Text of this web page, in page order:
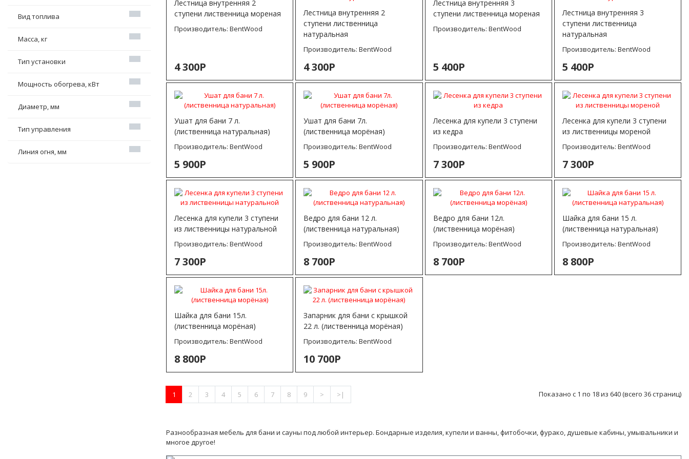
АКСЕССУАРЫ
ЧУГУННОЕ ЛИТЬЕ
ШНУР ТЕРМОСТОЙКИЙ
Вид топлива
Масса, кг
Тип установки
Мощность обогрева, кВт
Диаметр, мм
Тип управления
Линия огня, мм
Лестница внутренняя 2
ступени лиственница мореная
Производитель:BentWood
4 300Р
Лестница внутренняя 2
ступени лиственница
натуральная
Производитель:BentWood
4 300Р
Лестница внутренняя 3
ступени лиственница мореная
Производитель: BentWood
5 400Р
Лестница внутренняя 3
ступени лиственница
натуральная
Производитель: BentWood
5 400Р
Ушат для бани 7 л.
(лиственница натуральная)
Производитель:BentWood
5 900Р
Ушат для бани 7л.
(лиственница морёная)
Производитель:BentWood
5 900Р
Лесенка для купели 3 ступени
из кедра
Производитель: BentWood
7 300Р
Лесенка для купели 3 ступени
из лиственницы мореной
Производитель: BentWood
7 300Р
Лесенка для купели 3 ступени
из лиственницы натуральной
Производитель:BentWood
7 300Р
Ведро для бани 12 л.
(лиственница натуральная)
Производитель:BentWood
8 700Р
Ведро для бани 12л.
(лиственница морёная)
Производитель: BentWood
8 700Р
Шайка для бани 15 л.
(лиственница натуральная)
Производитель: BentWood
8 800Р
Шайка для бани 15л.
(лиственница морёная)
Производитель:BentWood
8 800Р
Запарник для бани с крышкой
22 л. (лиственница морёная)
Производитель:BentWood
10 700Р
1 2 3 4 5 6 7 8 9 > >| Показано с 1 по 18 из 640 (всего 36 страниц)
Разнообразная мебель для бани и сауны под любой интерьер. Бондарные изделия, купели и ванны, фитобочки, фурако, душевые кабины, умывальники и
многое другое!